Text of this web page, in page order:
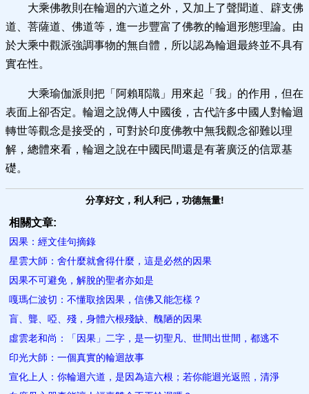
大乘佛教則在輪迴的六道之外，又加上了聲聞道、辟支佛
道、菩薩道、佛道等，進一步豐富了佛教的輪迴形態理論。由
於大乘中觀派強調事物的無自體，所以認為輪迴最終並不具有
實在性。
大乘瑜伽派則把「阿賴耶識」用來起「我」的作用，但在
表面上卻否定。輪迴之說傳人中國後，古代許多中國人對輪迴
轉世等觀念是接受的，可對於印度佛教中無我觀念卻難以理
解，總體來看，輪迴之說在中國民間還是有著廣泛的信眾基
礎。
分享好文，利人利己，功德無量!
相關文章:
因果：經文佳句摘錄
星雲大師：舍什麼就會得什麼，這是必然的因果
因果不可避免，解脫的聖者​亦如是
嘎瑪仁波切：不懂取捨因果，信佛又能怎樣？
盲、聾、啞、殘，身體六根殘缺、醜陋的因果
虛雲老和尚：「因果」二字，是一切聖凡、世間出世間，都逃不
印光大師：一個真實的輪迴故事
宣化上人：你輪迴六道，是因為這六根；若你能迴光返照，清淨